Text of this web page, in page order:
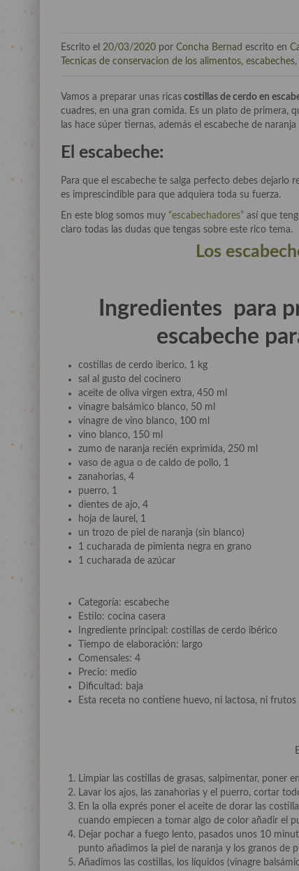
Escrito el 20/03/2020 por Concha Bernad escrito en
Tecnicas de conservacion de los alimentos,
Vamos a preparar unas ricas costillas de cerdo en
cuadres, en una gran comida. Es un plato de primera,
las hace súper tiernas, además el escabeche de
El escabeche:
Para que el escabeche te salga perfecto debes dejarlo
es imprescindible para que adquiera toda su fuerza.
En este blog somos muy “escabechadores” así que
claro todas las dudas que tengas sobre este rico tema.
Los
Ingredientes para
escabeche
costillas de cerdo iberico, 1 kg
sal al gusto del cocinero
aceite de oliva virgen extra, 450 ml
vinagre balsámico blanco, 50 ml
vinagre de vino blanco, 100 ml
vino blanco, 150 ml
zumo de naranja recién exprimida, 250 ml
vaso de agua o de caldo de pollo, 1
zanahorias, 4
puerro, 1
dientes de ajo, 4
hoja de laurel, 1
un trozo de piel de naranja (sin blanco)
1 cucharada de pimienta negra en grano
1 cucharada de azúcar
Categoría: escabeche
Estilo: cocina casera
Ingrediente principal: costillas de cerdo ibérico
Tiempo de elaboración: largo
Comensales: 4
Precio: medio
Dificultad: baja
Esta receta no contiene huevo, ni lactosa, ni frutos
Limpiar las costillas de grasas, salpimentar, poner
Lavar los ajos, las zanahorias y el puerro, cortar
En la olla exprés poner el aceite de dorar las
cuando empiecen a tomar algo de color añadir el
Dejar pochar a fuego lento, pasados unos 10
punto añadimos la piel de naranja y los granos de
Añadimos las costillas, los líquidos (vinagre